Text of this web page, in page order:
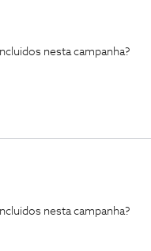
nesta campanha?
nesta campanha?